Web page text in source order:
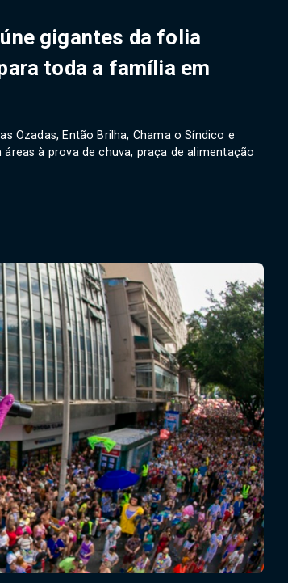
gigantes da folia
toda a família em
Ozadas, Então Brilha, Chama o Síndico e
à prova de chuva, praça de alimentação